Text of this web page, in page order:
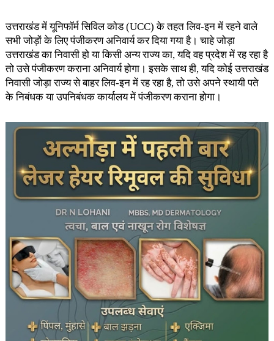
उत्तराखंड में यूनिफॉर्म सिविल कोड (UCC) के तहत लिव-इन में रहने वाले
सभी जोड़ों के लिए पंजीकरण अनिवार्य कर दिया गया है। चाहे जोड़ा
उत्तराखंड का निवासी हो या किसी अन्य राज्य का, यदि वह प्रदेश में रह रहा है
तो उसे पंजीकरण कराना अनिवार्य होगा। इसके साथ ही, यदि कोई उत्तराखंड
निवासी जोड़ा राज्य से बाहर लिव-इन में रह रहा है, तो उसे अपने स्थायी पते
के निबंधक या उपनिबंधक कार्यालय में पंजीकरण कराना होगा।